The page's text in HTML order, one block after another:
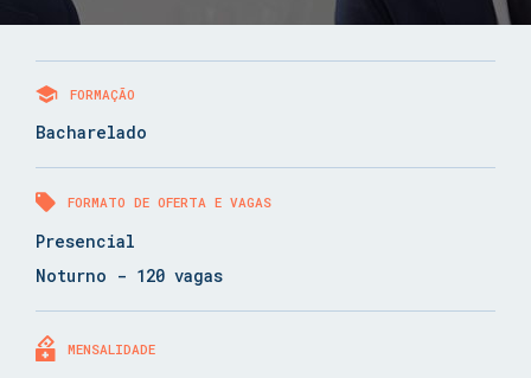
FORMAÇÃO
Bacharelado
FORMATO DE OFERTA E VAGAS
Presencial
Noturno - 120 vagas
MENSALIDADE